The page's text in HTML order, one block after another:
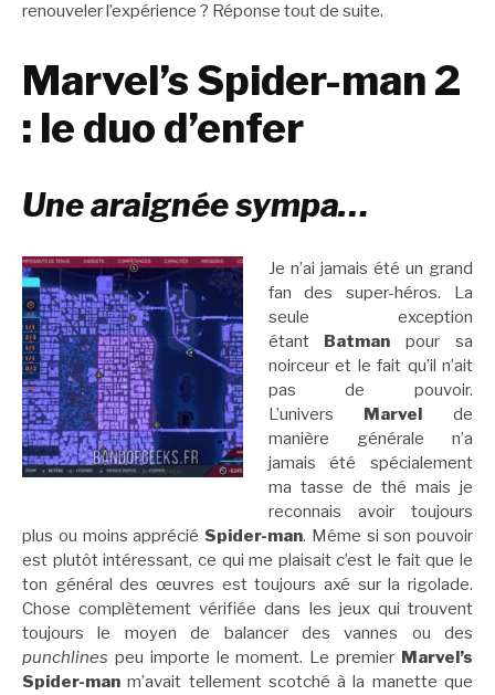
renouveler l’expérience ? Réponse tout de suite.
Marvel’s Spider-man 2
: le duo d’enfer
Une araignée sympa…
Je n’ai jamais été un grand
fan des super-héros. La
seule exception
étant
Batman pour sa
noirceur et le fait qu’il n’ait
pas de pouvoir.
L’univers
Marvel de
manière générale n’a
jamais été spécialement
ma tasse de thé mais je
reconnais avoir toujours
plus ou moins apprécié Spider-man. Même si son pouvoir
est plutôt intéressant, ce qui me plaisait c’est le fait que le
ton général des œuvres est toujours axé sur la rigolade.
Chose complètement vérifiée dans les jeux qui trouvent
toujours le moyen de balancer des vannes ou des
punchlines peu importe le moment. Le premier Marvel’s
Spider-man m’avait tellement scotché à la manette que